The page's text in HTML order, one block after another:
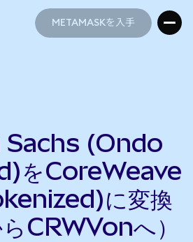
METAMASKを入手
(Ondo
をCoreWeave
に変換
CRWVonへ）